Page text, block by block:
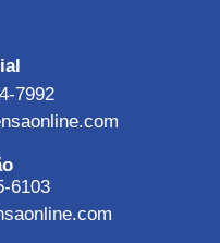
7992
6103